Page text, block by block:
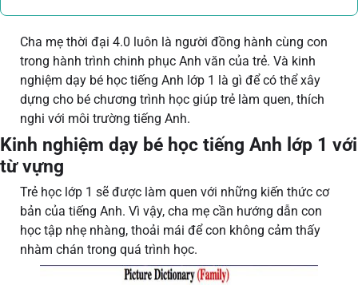
Cha mẹ thời đại 4.0 luôn là người đồng hành cùng con
trong hành trình chinh phục Anh văn của trẻ. Và kinh
nghiệm dạy bé học tiếng Anh lớp 1 là gì để có thể xây
dựng cho bé chương trình học giúp trẻ làm quen, thích
nghi với môi trường tiếng Anh.
Kinh nghiệm dạy bé học tiếng Anh lớp 1 với
từ vựng
Trẻ học lớp 1 sẽ được làm quen với những kiến thức cơ
bản của tiếng Anh. Vì vậy, cha mẹ cần hướng dẫn con
học tập nhẹ nhàng, thoải mái để con không cảm thấy
nhàm chán trong quá trình học.